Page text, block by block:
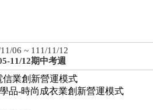
06 ~ 111/11/12
11/12期中考週
信業創新營運模式
品-時尚成衣業創新營運模式